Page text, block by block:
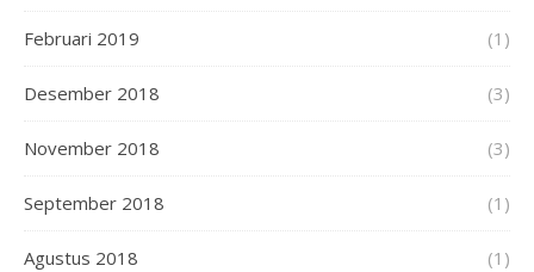
Februari 2019 (1)
Desember 2018 (3)
November 2018 (3)
September 2018 (1)
Agustus 2018 (1)